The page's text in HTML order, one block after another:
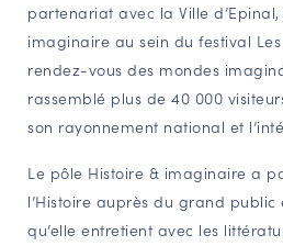
PORTAIL CULTURE
Comité d'Histoire Régionale
Service Inventaire et Patrimoines
Amateurs d’histoire et de
Responsables de structures
partenariat avec la Ville
imaginaire au sein du festival
rendez-vous des mondes
rassemblé plus de 40 000
son rayonnement national et
Le pôle Histoire & imaginaire a
l’Histoire auprès du grand
qu’elle entretient avec les